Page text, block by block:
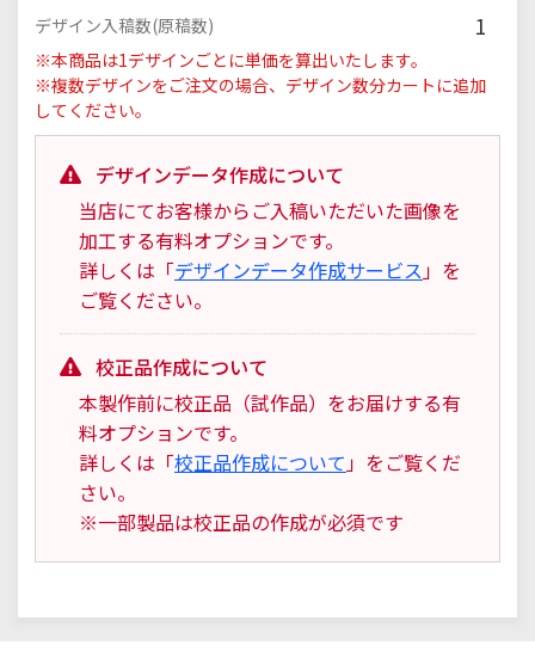
デザイン入稿数(原稿数) 1
※本商品は1デザインごとに単価を算出いたします。
※複数デザインをご注文の場合、デザイン数分カートに追加
してください。
デザインデータ作成について
当店にてお客様からご入稿いただいた画像を
加工する有料オプションです。
詳しくは「デザインデータ作成サービス」を
ご覧ください。
校正品作成について
本製作前に校正品（試作品）をお届けする有
料オプションです。
詳しくは「校正品作成について」をご覧くだ
さい。
※一部製品は校正品の作成が必須です